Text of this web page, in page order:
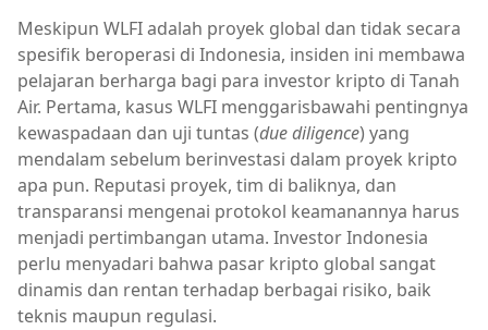
Meskipun WLFI adalah proyek global dan tidak secara
spesifik beroperasi di Indonesia, insiden ini membawa
pelajaran berharga bagi para investor kripto di Tanah
Air. Pertama, kasus WLFI menggarisbawahi pentingnya
kewaspadaan dan uji tuntas (due diligence) yang
mendalam sebelum berinvestasi dalam proyek kripto
apa pun. Reputasi proyek, tim di baliknya, dan
transparansi mengenai protokol keamanannya harus
menjadi pertimbangan utama. Investor Indonesia
perlu menyadari bahwa pasar kripto global sangat
dinamis dan rentan terhadap berbagai risiko, baik
teknis maupun regulasi.